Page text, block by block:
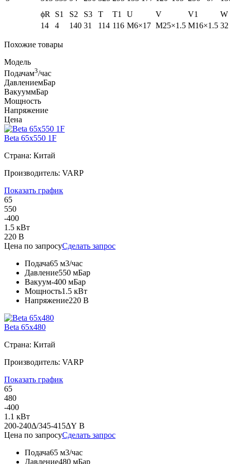
ϕR
S1 S2 S3 T T1 U V V1
W
14
4 140 31 114 116 M6×17 M25×1.5 M16×1.5 32
Похожие товары
Модель
Подачам3/час
ДавлениемБар
ВакууммБар
Мощность
Напряжение
Цена
Beta 65x550 1F
Страна: Китай
Производитель: VARP
Показать график
65
550
-400
1.5 кВт
220 В
Цена по запросуСделать запрос
Подача65 м3/час
Давление550 мБар
Вакуум-400 мБар
Мощность1.5 кВт
Напряжение220 В
Beta 65x480
Страна: Китай
Производитель: VARP
Показать график
65
480
-400
1.1 кВт
200-240Δ/345-415ΔY В
Цена по запросуСделать запрос
Подача65 м3/час
Давление480 мБар